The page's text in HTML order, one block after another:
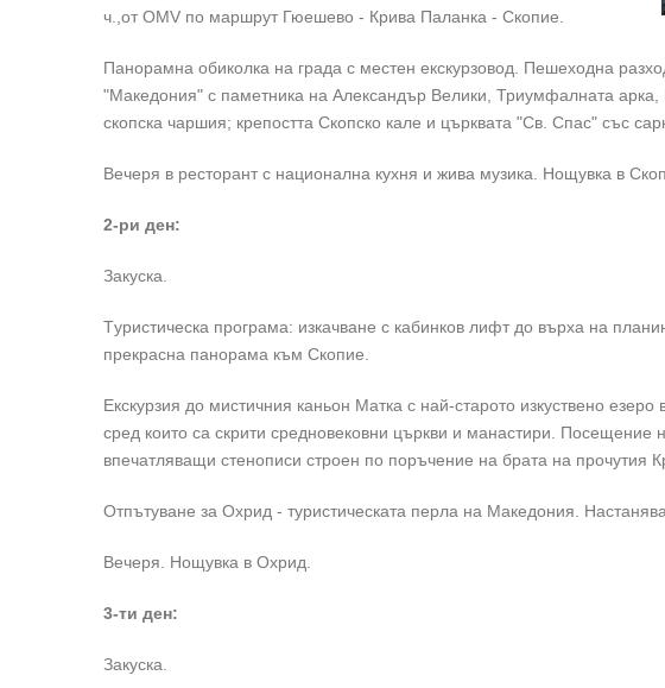
ч.,от OMV по маршрут Гюешево - Крива Паланка - Скопие.
Панорамна обиколка на града с местен екскурзовод. Пешеходна
"Македония" с паметника на Александър Велики, Триумфалната
скопска чаршия; крепостта Скопско кале и църквата "Св. Спас" със
Вечеря в ресторант с национална кухня и жива музика. Нощувкa в
2-ри ден:
Закуска.
Tуристическа програма: изкачване с кабинков лифт до върха на
прекрасна панорама към Скопие.
Eкскурзия до мистичния каньон Матка с най-старото изкуствено
сред които са скрити средновековни църкви и манастири. Посещение
впечатляващи стенописи строен по поръчение на брата на прочутия
Отпътуване за Охрид - туристическата перла на Македония.
Вечеря. Нощувка в Охрид.
3-ти ден:
Закуска.